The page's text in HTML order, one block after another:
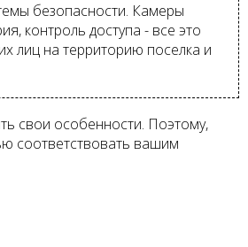
безопасности. Камеры
контроль доступа - все это
лиц на территорию поселка и
свои особенности. Поэтому,
соответствовать вашим